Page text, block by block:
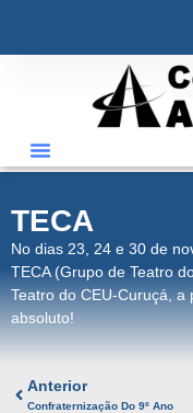
TECA
No dias 23, 24 e 30 de
TECA (Grupo de Teatro
Teatro do CEU-Curuçá, a
absoluto!
Anterior
Confraternização Do 9º Ano